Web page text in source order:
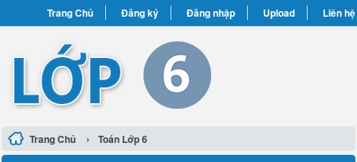
Trang Chủ Đăng ký Đăng nhập Upload Liên hệ
Trang Chủ › Toán Lớp 6